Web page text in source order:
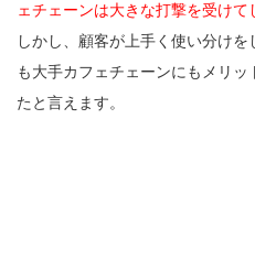
ェチェーンは大きな打撃を受けて
しかし、顧客が上手く使い分け
も大手カフェチェーンにもメリ
たと言えます。